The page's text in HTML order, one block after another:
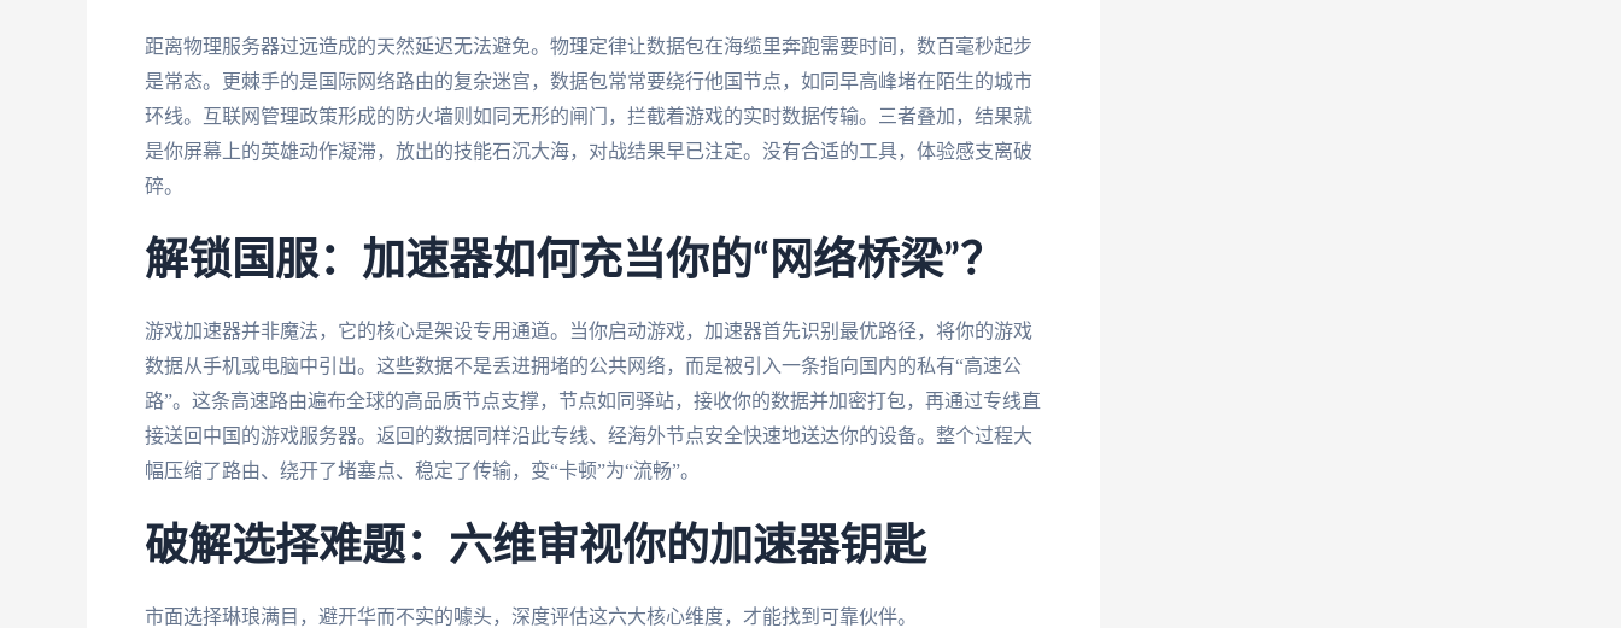
距离物理服务器过远造成的天然延迟无法避免。物理定律让数据包在海缆里奔跑需要时间，数百毫秒起步
是常态。更棘手的是国际网络路由的复杂迷宫，数据包常常要绕行他国节点，如同早高峰堵在陌生的城市
环线。互联网管理政策形成的防火墙则如同无形的闸门，拦截着游戏的实时数据传输。三者叠加，结果就
是你屏幕上的英雄动作凝滞，放出的技能石沉大海，对战结果早已注定。没有合适的工具，体验感支离破
碎。
解锁国服：加速器如何充当你的“网络桥梁”？
游戏加速器并非魔法，它的核心是架设专用通道。当你启动游戏，加速器首先识别最优路径，将你的游戏
数据从手机或电脑中引出。这些数据不是丢进拥堵的公共网络，而是被引入一条指向国内的私有“高速公
路”。这条高速路由遍布全球的高品质节点支撑，节点如同驿站，接收你的数据并加密打包，再通过专线直
接送回中国的游戏服务器。返回的数据同样沿此专线、经海外节点安全快速地送达你的设备。整个过程大
幅压缩了路由、绕开了堵塞点、稳定了传输，变“卡顿”为“流畅”。
破解选择难题：六维审视你的加速器钥匙
市面选择琳琅满目，避开华而不实的噱头，深度评估这六大核心维度，才能找到可靠伙伴。